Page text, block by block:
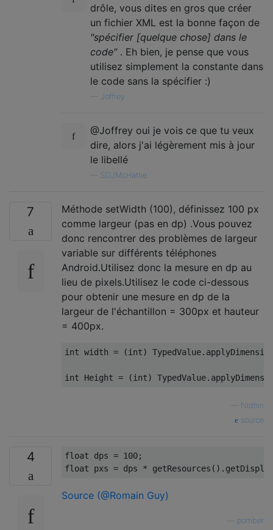
drôle, vous dites en gros que créer
un fichier XML est la bonne façon de
"spécifier [quelque chose] dans le
code". Eh bien, je pense que vous
utilisez simplement la constante dans
le code sans la spécifier :)
Joffrey
@Joffrey oui je vois ce que tu veux
dire, alors j'ai légèrement mis à jour
le libellé
SDJMcHattie
7
Méthode setWidth (100), définissez 100 px
comme largeur (pas en dp) .Vous pouvez
donc rencontrer des problèmes de largeur
variable sur différents téléphones
Android.Utilisez donc la mesure en dp au
lieu de pixels.Utilisez le code ci-dessous
pour obtenir une mesure en dp de la
largeur de l'échantillon = 300px et hauteur
= 400px.
int width = (int) TypedValue.
int Height = (int) TypedValue.
Nidhin
source
4 float dps = 100;
float pxs = dps * getResources ().
Source (@Romain Guy)
pomber